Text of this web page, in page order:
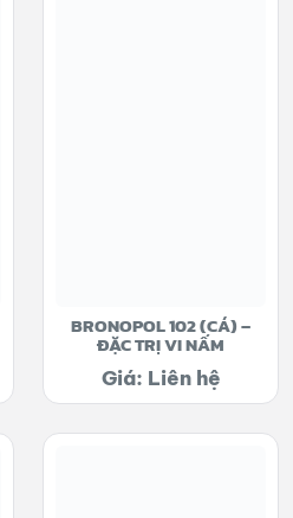
BRONOPOL 102 (CÁ) –
ĐẶC TRỊ VI NẤM
Giá: Liên hệ